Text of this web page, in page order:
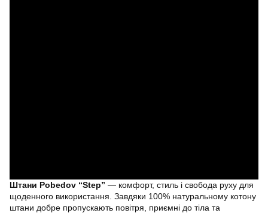
Штани Pobedov “Step” — комфорт, стиль і свобода руху для
щоденного використання. Завдяки 100% натуральному котону
штани добре пропускають повітря, приємні до тіла та